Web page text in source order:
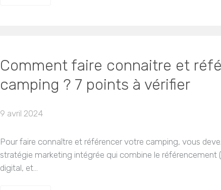
Comment faire connaitre et
camping ? 7 points à vérifier
9 avril 2024
Pour faire connaître et référencer votre camping, vous
stratégie marketing intégrée qui combine le référencement
digital, et…